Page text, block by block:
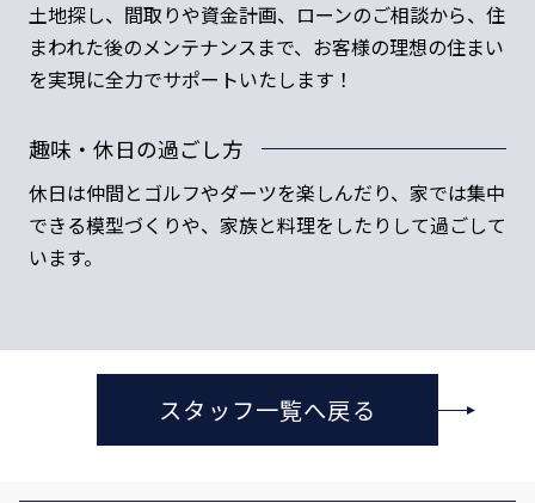
土地探し、間取りや資金計画、ローンのご相談から、住
まわれた後のメンテナンスまで、お客様の理想の住まい
を実現に全力でサポートいたします！
趣味・休日の過ごし方
休日は仲間とゴルフやダーツを楽しんだり、家では集中
できる模型づくりや、家族と料理をしたりして過ごして
います。
スタッフ一覧へ戻る